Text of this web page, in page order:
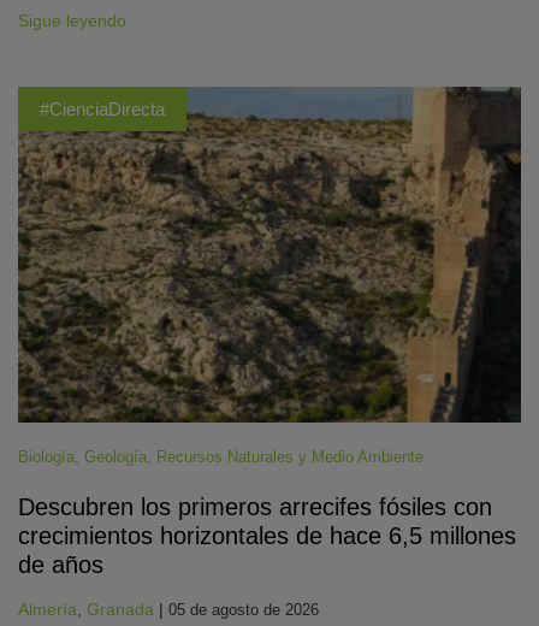
Sigue leyendo
#CienciaDirecta
Biología, Geología, Recursos Naturales y Medio Ambiente
Descubren los primeros arrecifes fósiles con
crecimientos horizontales de hace 6,5 millones
de años
Almería, Granada | 05 de agosto de 2026